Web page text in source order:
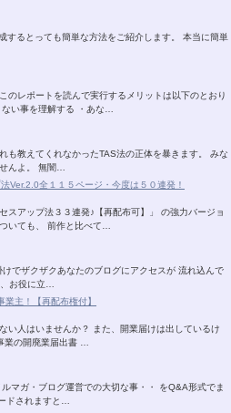
するとっても簡単な方法をご紹介します。 本当に簡単
のレポートを読んで実行するメリットは以下のとおり
い事を理解する ・あな…
も教えてくれなかったTAS法の正体を暴きます。 みな
んよ。 無闇…
Ver.2.0全１１５ページ・今度は５０連発！
スアップ法３３連発♪【再配布可】」 の強力バージョ
いても、 前作と比べて…
でザクザクあなたのブログにアクセスが 流れ込んで
お役に立…
主！【再配布権付】
い人はいませんか？ また、開業届けは出しているけ
業の開廃業届出書 …
マガ・ブログ運営での大切な事・・ をQ&A形式でま
ドされますと…